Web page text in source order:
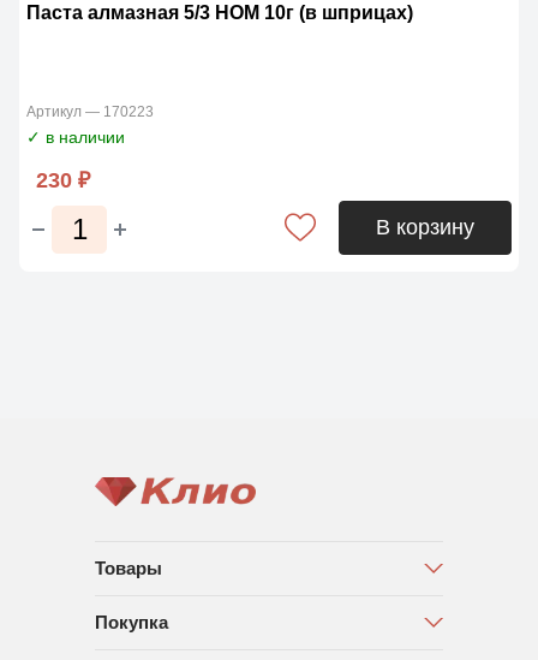
Паста алмазная 5/3 НОМ 10г (в шприцах)
Артикул — 170223
✓ в наличии
230 ₽
В корзину
Товары
Покупка